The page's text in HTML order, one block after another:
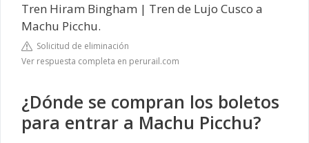
Tren Hiram Bingham | Tren de Lujo Cusco a
Machu Picchu.
Solicitud de eliminación
Ver respuesta completa en perurail.com
¿Dónde se compran los boletos
para entrar a Machu Picchu?